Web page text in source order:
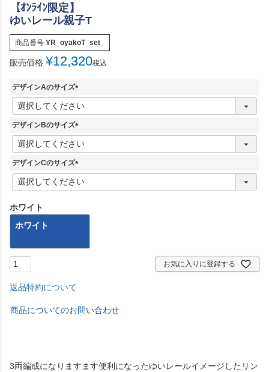
【ｵﾝﾗｲﾝ限定】
ゆいレール親子T
商品番号 YR_oyakoT_set_
販売価格 ¥12,320税込
デザインAのサイズ
(
必
須
デザインBのサイズ
(
必
須
デザインCのサイズ
(
必
ホワイト
ホワイト
お気に入りに登録する
返品特約について
商品についてのお問い合わせ
3両編成になりますます便利になったゆいレールイメージしたリン